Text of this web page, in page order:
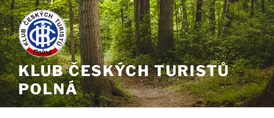
Přejít
k
obsahu
webu
KLUB ČESKÝCH TURISTŮ
POLNÁ